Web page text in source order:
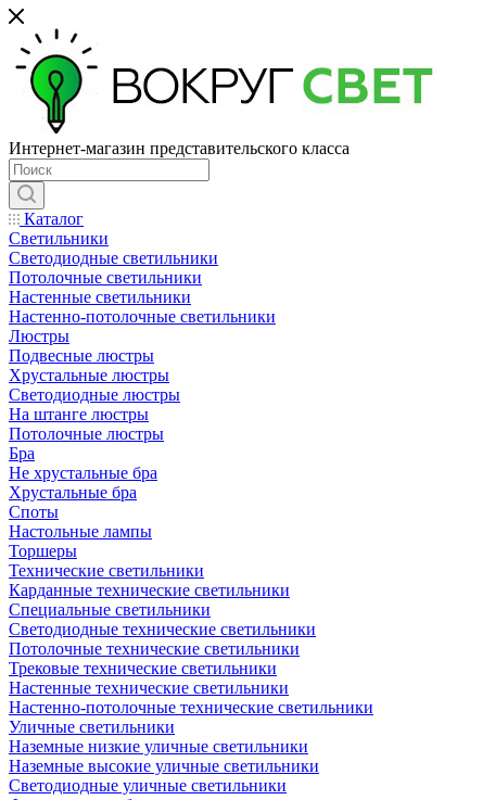
Интернет-магазин представительского класса
Каталог
Светильники
Светодиодные светильники
Потолочные светильники
Настенные светильники
Настенно-потолочные светильники
Люстры
Подвесные люстры
Хрустальные люстры
Светодиодные люстры
На штанге люстры
Потолочные люстры
Бра
Не хрустальные бра
Хрустальные бра
Споты
Настольные лампы
Торшеры
Технические светильники
Карданные технические светильники
Специальные светильники
Светодиодные технические светильники
Потолочные технические светильники
Трековые технические светильники
Настенные технические светильники
Настенно-потолочные технические светильники
Уличные светильники
Наземные низкие уличные светильники
Наземные высокие уличные светильники
Светодиодные уличные светильники